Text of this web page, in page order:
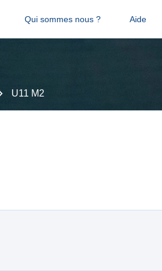
Qui sommes nous ? Aide
U11 M2